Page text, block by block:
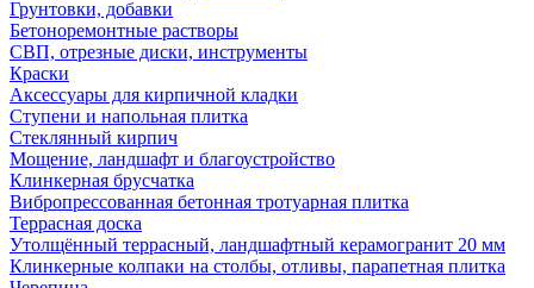
Грунтовки, добавки
Бетоноремонтные растворы
СВП, отрезные диски, инструменты
Краски
Аксессуары для кирпичной кладки
Ступени и напольная плитка
Cтеклянный кирпич
Мощение, ландшафт и благоустройство
Клинкерная брусчатка
Вибропрессованная бетонная тротуарная плитка
Террасная доска
Утолщённый террасный, ландшафтный керамогранит 20 мм
Клинкерные колпаки на столбы, отливы, парапетная плитка